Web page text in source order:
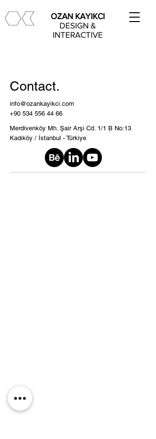
OZAN KAYIKCI
DESIGN &
INTERACTIVE
Contact.
info@ozankayikci.com
+90 534 556 44 66
Merdivenköy Mh. Şair Arşi Cd. 1/1 B No:13
Kadıköy / İstanbul - Türkiye